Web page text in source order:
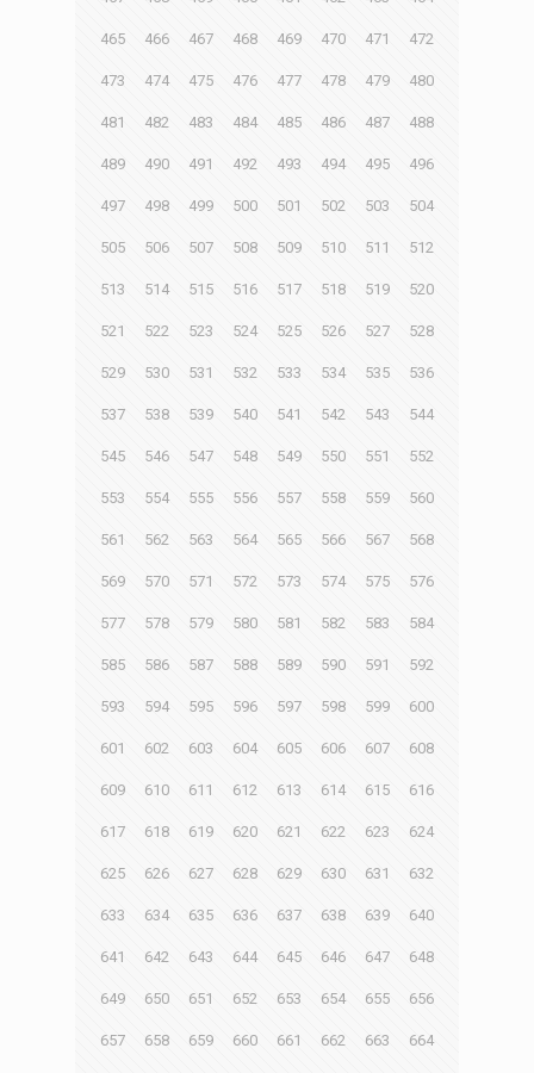
465 466 467 468 469 470 471 472
473 474 475 476 477 478 479 480
481 482 483 484 485 486 487 488
489 490 491 492 493 494 495 496
497 498 499 500 501 502 503 504
505 506 507 508 509 510 511 512
513 514 515 516 517 518 519 520
521 522 523 524 525 526 527 528
529 530 531 532 533 534 535 536
537 538 539 540 541 542 543 544
545 546 547 548 549 550 551 552
553 554 555 556 557 558 559 560
561 562 563 564 565 566 567 568
569 570 571 572 573 574 575 576
577 578 579 580 581 582 583 584
585 586 587 588 589 590 591 592
593 594 595 596 597 598 599 600
601 602 603 604 605 606 607 608
609 610 611 612 613 614 615 616
617 618 619 620 621 622 623 624
625 626 627 628 629 630 631 632
633 634 635 636 637 638 639 640
641 642 643 644 645 646 647 648
649 650 651 652 653 654 655 656
657 658 659 660 661 662 663 664